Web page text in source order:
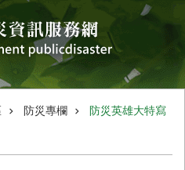
防災專欄 防災英雄大特寫